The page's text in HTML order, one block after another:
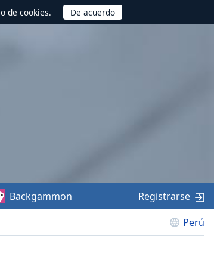
de cookies.
Perú
Backgammon Registrarse